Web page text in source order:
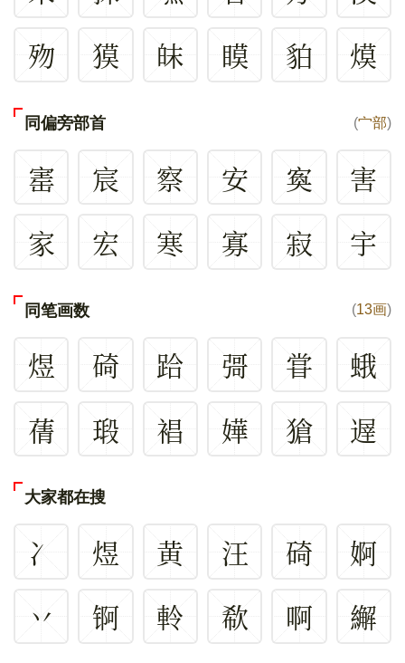
歾
獏 皌 瞙 貃 㷬
同偏旁部首 (宀部)
寚 宸 察 安 寏
害
家
宏 寒 寡 寂 宇
同笔画数 (13画)
煜 碕 跲 彁 甞
蛾
蒨
瑖 裮 嬅 獊 遟
大家都在搜
冫 煜 黄 汪 碕
婀
丷
锕 軨 欷 啊 繲